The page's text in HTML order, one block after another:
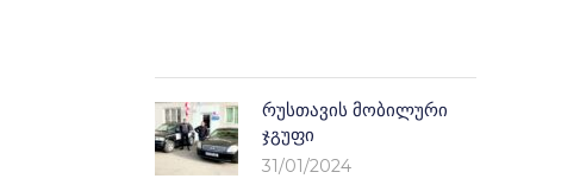
Რუსთავის Მობილური
Ჯგუფი
31/01/2024